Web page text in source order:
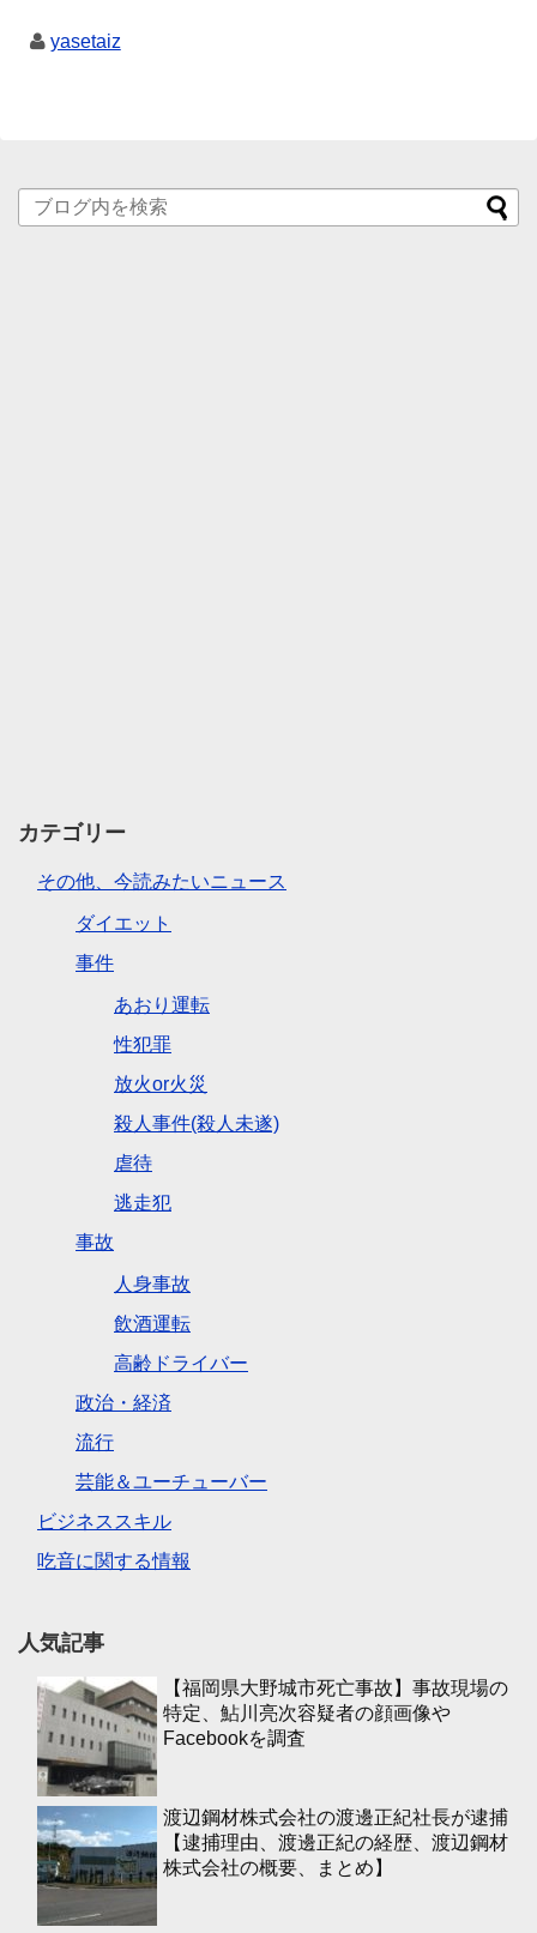
yasetaiz
カテゴリー
その他、今読みたいニュース
ダイエット
事件
あおり運転
性犯罪
放火or火災
殺人事件(殺人未遂)
虐待
逃走犯
事故
人身事故
飲酒運転
高齢ドライバー
政治・経済
流行
芸能＆ユーチューバー
ビジネススキル
吃音に関する情報
人気記事
【福岡県大野城市死亡事故】事故現場の
特定、鮎川亮次容疑者の顔画像や
Facebookを調査
渡辺鋼材株式会社の渡邊正紀社長が逮捕
【逮捕理由、渡邊正紀の経歴、渡辺鋼材
株式会社の概要、まとめ】